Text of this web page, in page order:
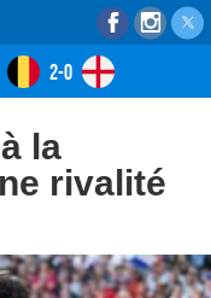
2-0
la
rivalité